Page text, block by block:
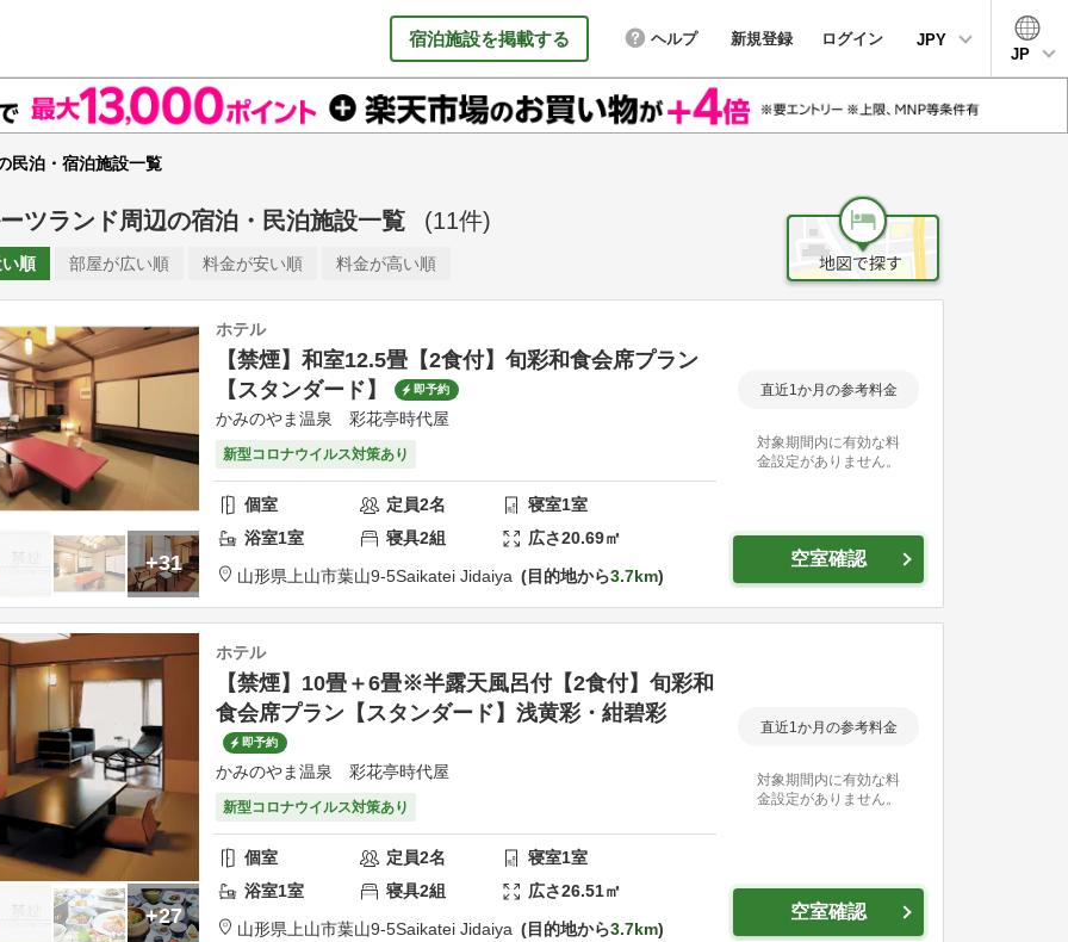
宿泊施設を掲載する ヘルプ 新規登録 ログイン
JPY
JP
民泊・宿泊施設一覧
ツランド周辺の宿泊・民泊施設一覧 (11件)
順 部屋が広い順 料金が安い順 料金が高い順
+31
ホテル
【禁煙】和室12.5畳【2食付】旬彩和食会席プラン
【スタンダード】
即予約
かみのやま温泉 彩花亭時代屋
新型コロナウイルス対策あり
個室 定員2名 寝室1室
浴室1室 寝具2組 広さ20.69㎡
山形県 上山市葉山9-5Saikatei Jidaiya 目的地から3.7km
直近1か月の参考料金
対象期間内に有効な料
金設定がありません。
空室確認
+27
ホテル
【禁煙】10畳＋6畳※半露天風呂付【2食付】旬彩和
食会席プラン【スタンダード】浅黄彩・紺碧彩
即予約
かみのやま温泉 彩花亭時代屋
新型コロナウイルス対策あり
個室 定員2名 寝室1室
浴室1室 寝具2組 広さ26.51㎡
山形県 上山市葉山9-5Saikatei Jidaiya 目的地から3.7km
直近1か月の参考料金
対象期間内に有効な料
金設定がありません。
空室確認